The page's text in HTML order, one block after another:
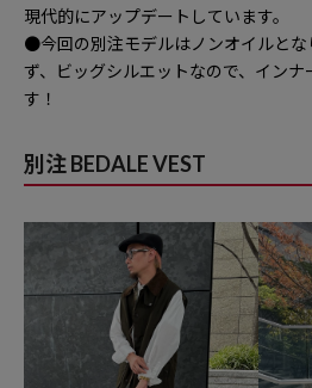
現代的にアップデートしています。
●今回の別注モデルはノンオイルとな
ず、ビッグシルエットなので、イン
す！
別注 BEDALE VEST